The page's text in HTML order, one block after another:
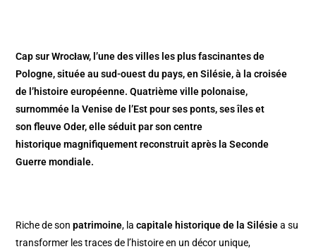
Cap sur Wrocław, l’une des villes les plus fascinantes de
Pologne, située au sud-ouest du pays, en Silésie, à la croisée
de l’histoire européenne. Quatrième ville polonaise,
surnommée la Venise de l’Est pour ses ponts, ses îles et
son fleuve Oder, elle séduit par son centre
historique magnifiquement reconstruit après la Seconde
Guerre mondiale.
Riche de sonpatrimoine, lacapitale historique de la Silésiea su
transformer les traces de l’histoire en un décor unique,